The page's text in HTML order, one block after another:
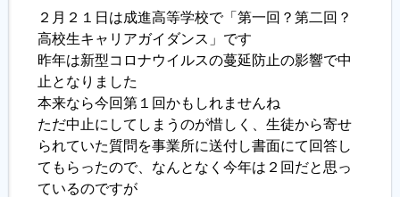
求人情報検索
各種セミナー
履歴書ジェネレーター
２月２１日は成進高等学校で「第一回？第二回？
高校生キャリアガイダンス」です
昨年は新型コロナウイルスの蔓延防止の影響で中
止となりました
本来なら今回第１回かもしれませんね
ただ中止にしてしまうのが惜しく、生徒から寄せ
られていた質問を事業所に送付し書面にて回答し
てもらったので、なんとなく今年は２回だと思っ
ているのですが